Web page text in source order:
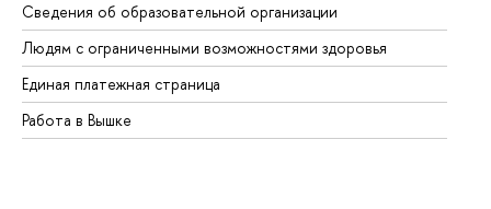
Сведения об образовательной организации
Людям с ограниченными возможностями здоровья
Единая платежная страница
Работа в Вышке